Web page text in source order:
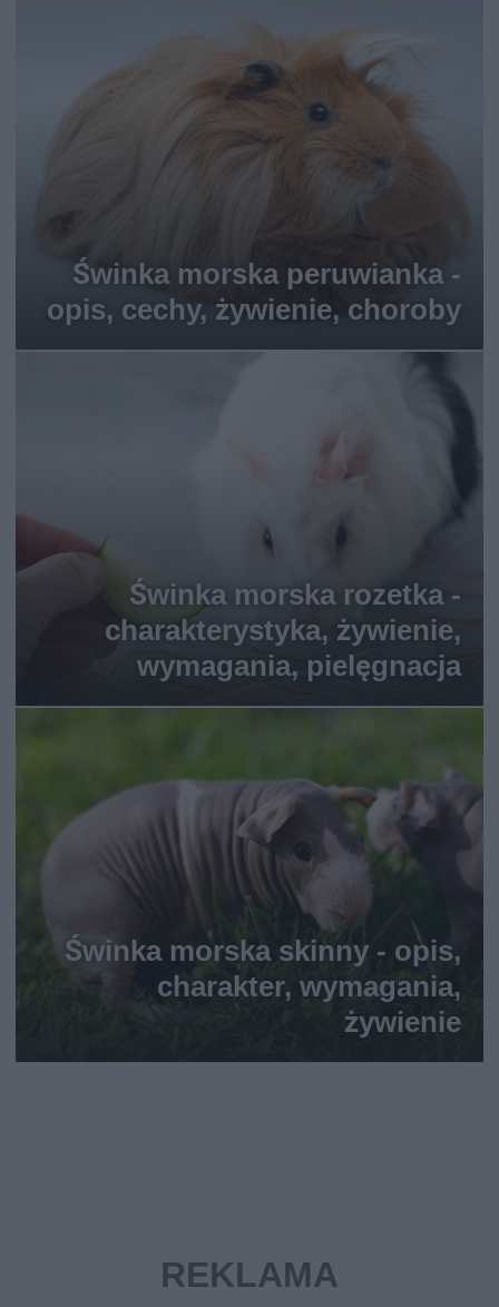
Świnka morska peruwianka -
opis, cechy, żywienie, choroby
Świnka morska rozetka -
charakterystyka, żywienie,
wymagania, pielęgnacja
Świnka morska skinny - opis,
charakter, wymagania,
żywienie